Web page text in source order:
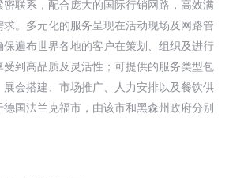
密联系，配合庞大的国际行销网路，高效满
求。多元化的服务呈现在活动现场及网路管
保遍布世界各地的客户在策划、组织及进行
受到高品质及灵活性；可提供的服务类型包
展会搭建、市场推广、人力安排以及餐饮供
国法兰克福市，由该市和黑森州政府分别